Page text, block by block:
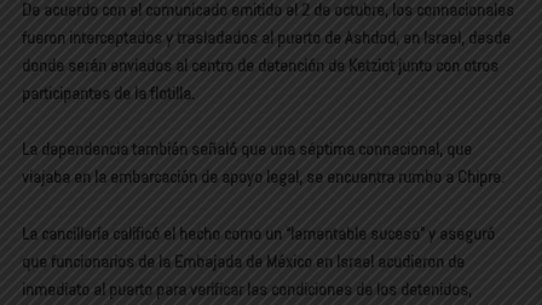
De acuerdo con el comunicado emitido el 2 de octubre, los connacionales
fueron interceptados y trasladados al puerto de Ashdod, en Israel, desde
donde serán enviados al centro de detención de Ketziot junto con otros
participantes de la flotilla.
La dependencia también señaló que una séptima connacional, que
viajaba en la embarcación de apoyo legal, se encuentra rumbo a Chipre.
La cancillería calificó el hecho como un “lamentable suceso” y aseguró
que funcionarios de la Embajada de México en Israel acudieron de
inmediato al puerto para verificar las condiciones de los detenidos,